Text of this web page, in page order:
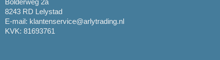
Bolderweg 2a
8243 RD Lelystad
E-mail: klantenservice@arlytrading.nl
KVK: 81693761